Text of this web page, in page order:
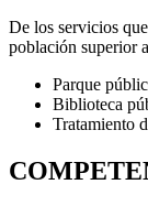
De los servicios
población superior
Parque
Biblioteca
Tratamiento